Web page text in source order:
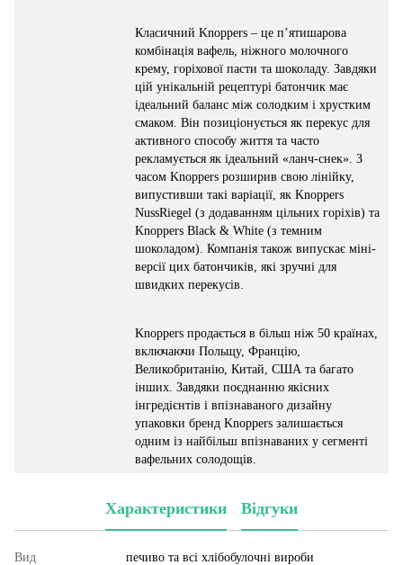
Класичний Knoppers – це п’ятишарова
комбінація вафель, ніжного молочного
крему, горіхової пасти та шоколаду. Завдяки
цій унікальній рецептурі батончик має
ідеальний баланс між солодким і хрустким
смаком. Він позиціонується як перекус для
активного способу життя та часто
рекламується як ідеальний «ланч-снек». З
часом Knoppers розширив свою лінійку,
випустивши такі варіації, як Knoppers
NussRiegel (з додаванням цільних горіхів) та
Knoppers Black & White (з темним
шоколадом). Компанія також випускає міні-
версії цих батончиків, які зручні для
швидких перекусів.
Knoppers продається в більш ніж 50 країнах,
включаючи Польщу, Францію,
Великобританію, Китай, США та багато
інших. Завдяки поєднанню якісних
інгредієнтів і впізнаваного дизайну
упаковки бренд Knoppers залишається
одним із найбільш впізнаваних у сегменті
вафельних солодощів.
Характеристики Відгуки
Вид
печиво та всі хлібобулочні вироби